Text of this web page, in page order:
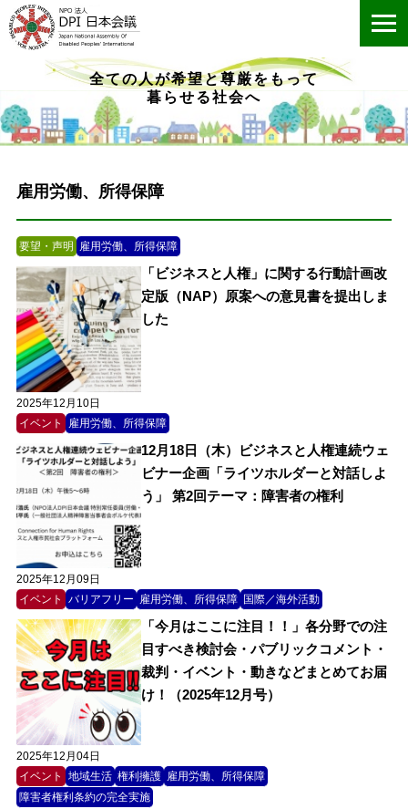
全ての人が希望と尊厳をもって
暮らせる社会へ
雇用労働、所得保障
要望・声明 雇用労働、所得保障
2025年12月10日
「ビジネスと人権」に関する行動計画改
定版（NAP）原案への意見書を提出しま
した
イベント 雇用労働、所得保障
2025年12月09日
12月18日（木）ビジネスと人権連続ウェ
ビナー企画「ライツホルダーと対話しよ
う」 第2回テーマ：障害者の権利
イベント バリアフリー 雇用労働、所得保障 国際／海外活動
2025年12月04日
「今月はここに注目！！」各分野での注
目すべき検討会・パブリックコメント・
裁判・イベント・動きなどまとめてお届
け！（2025年12月号）
イベント 地域生活 権利擁護 雇用労働、所得保障
障害者権利条約の完全実施